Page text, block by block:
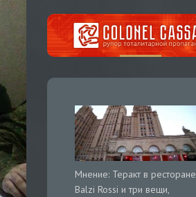
Мнение: Теракт в ресторане
Balzi Rossi и три вещи,